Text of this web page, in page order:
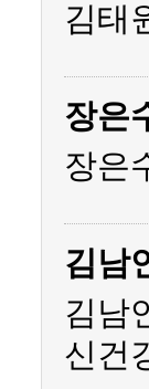
김태
장은
장은
김남
김남
신건